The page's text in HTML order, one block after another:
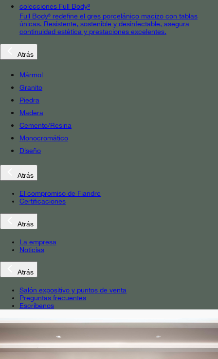
colecciones Full Body³
Full Body³ redefine el gres porcelánico macizo con tablas
únicas. Resistente, sostenible y desinfectable, asegura
continuidad estética y prestaciones excelentes.
Atrás
Mármol
Granito
Piedra
Madera
Cemento/Resina
Monocromático
Diseño
Atrás
El compromiso de Fiandre
Certificaciones
Atrás
La empresa
Noticias
Atrás
Salón expositivo y puntos de venta
Preguntas frecuentes
Escríbenos